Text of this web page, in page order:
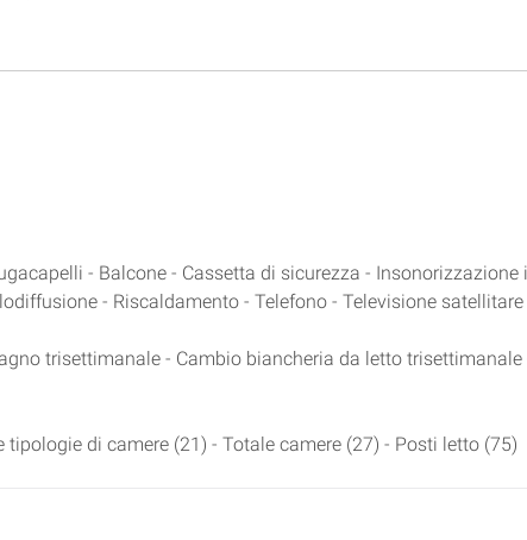
- Balcone - Cassetta di sicurezza - Insonorizzazione
- Riscaldamento - Telefono - Televisione satellitare
trisettimanale - Cambio biancheria da letto trisettimanale
tipologie di camere (21) - Totale camere (27) - Posti letto (75)